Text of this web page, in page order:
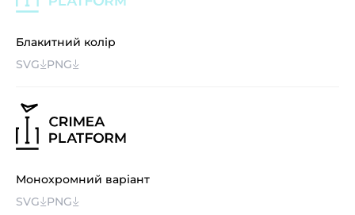
Блакитний колір
SVG
PNG
Монохромний варіант
SVG
PNG